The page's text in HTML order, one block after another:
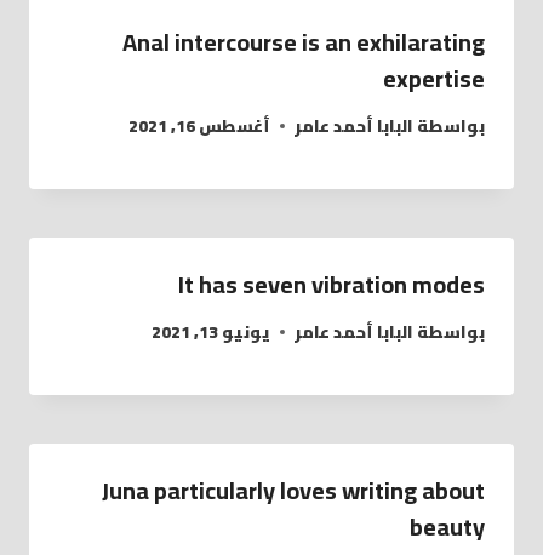
Anal intercourse is an exhilarating
expertise
بواسطةالبابا أحمد عامر أغسطس 16, 2021
It has seven vibration modes
بواسطةالبابا أحمد عامر يونيو 13, 2021
Juna particularly loves writing about
beauty